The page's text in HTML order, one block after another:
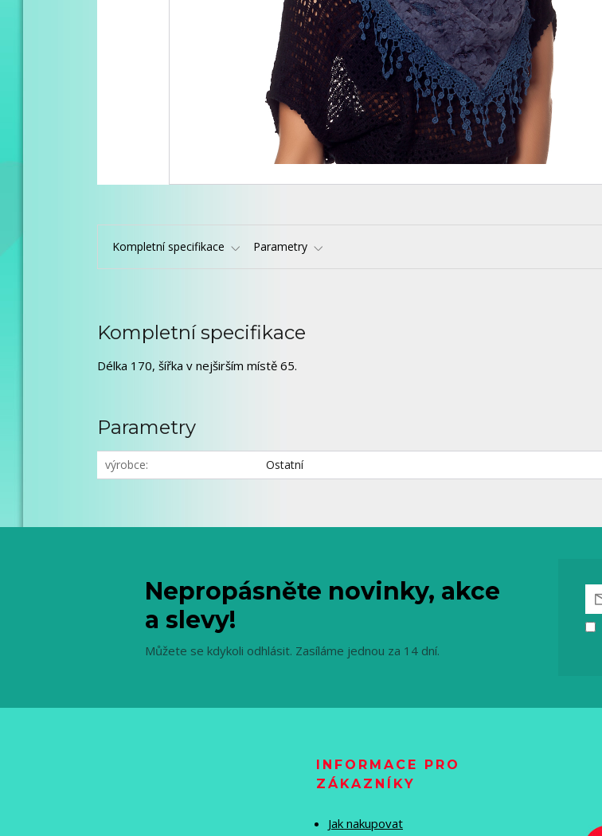
Kompletní specifikace Parametry
Kompletní specifikace
Délka 170, šířka v nejširším místě 65.
Parametry
výrobce Ostatní
Nepropásněte novinky, akce
a slevy!
Můžete se kdykoli odhlásit. Zasíláme jednou za 14 dní.
INFORMACE PRO
ZÁKAZNÍKY
Jak nakupovat